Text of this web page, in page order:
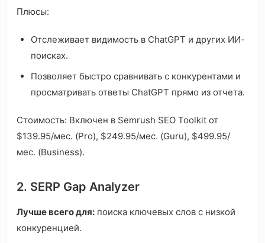
Плюсы:
Отслеживает видимость в ChatGPT и других ИИ-
поисках.
Позволяет быстро сравнивать с конкурентами и
просматривать ответы ChatGPT прямо из отчета.
Стоимость: Включен в Semrush SEO Toolkit от
$139.95/мес. (Pro), $249.95/мес. (Guru), $499.95/
мес. (Business).
2. SERP Gap Analyzer
Лучше всего для: поиска ключевых слов с низкой
конкуренцией.